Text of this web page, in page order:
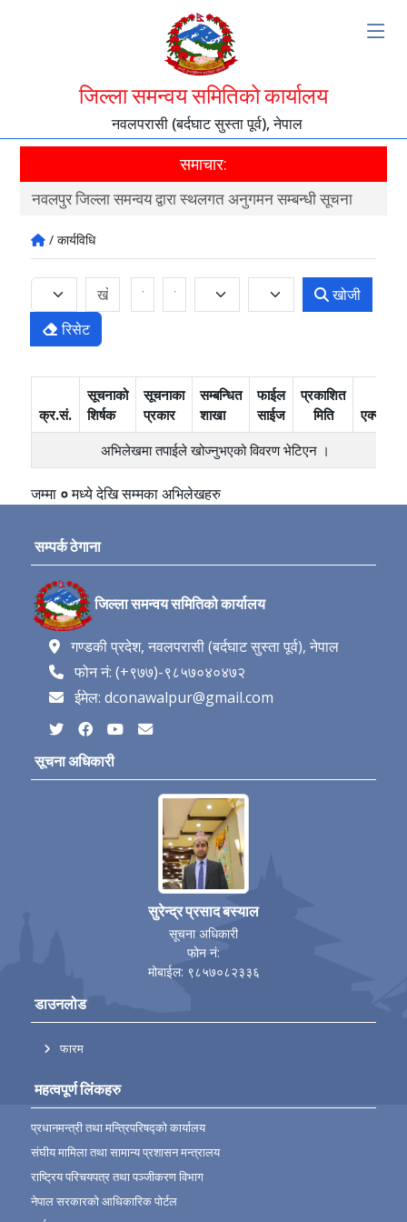
जिल्ला समन्वय समितिको कार्यालय
नवलपरासी (बर्दघाट सुस्ता पूर्व), नेपाल
समाचार:
नवलपुर जिल्ला समन्वय द्वारा स्थलगत अनुगमन सम्बन्धी सूचना
/ कार्यविधि
खोजी
रिसेट
क्र.सं.
सूचनाको
शिर्षक
सूचनाका
प्रकार
सम्बन्धित
शाखा
फाईल
साईज
प्रकाशित
मिति
एक्सन
अभिलेखमा तपाईले खोज्‍नुभएको विवरण भेटिएन ।
जम्मा ०मध्येदेखिसम्मका अभिलेखहरु
सम्पर्क ठेगाना
जिल्ला समन्वय समितिको कार्यालय
गण्डकी प्रदेश, नवलपरासी (बर्दघाट सुस्ता पूर्व), नेपाल
फोन नं: (+९७७)-९८५७०४०४७२
ईमेल: dconawalpur@gmail.com
सूचना अधिकारी
सुरेन्द्र प्रसाद बस्याल
सूचना अधिकारी
फोन नं:
मोबाईल: ९८५७०८२३३६
डाउनलोड
फारम
महत्वपूर्ण लिंकहरु
प्रधानमन्त्री तथा मन्त्रिपरिषद्को कार्यालय
संघीय मामिला तथा सामान्य प्रशासन मन्त्रालय
राष्ट्रिय परिचयपत्र तथा पञ्‍जीकरण विभाग
नेपाल सरकारको आधिकारिक पोर्टल